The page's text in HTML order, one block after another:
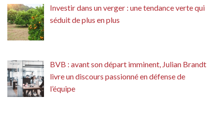
Investir dans un verger : une tendance verte qui
séduit de plus en plus
BVB : avant son départ imminent, Julian Brandt
livre un discours passionné en défense de
l’équipe